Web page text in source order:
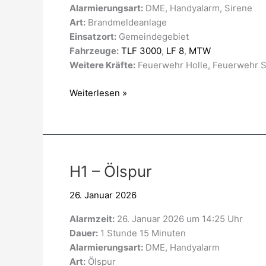
Alarmierungsart: DME, Handyalarm, Sirene
Art: Brandmeldeanlage
Einsatzort: Gemeindegebiet
Fahrzeuge: TLF 3000, LF 8, MTW
Weitere Kräfte: Feuerwehr Holle, Feuerwehr
Weiterlesen »
H1 – Ölspur
26. Januar 2026
Alarmzeit: 26. Januar 2026 um 14:25 Uhr
Dauer: 1 Stunde 15 Minuten
Alarmierungsart: DME, Handyalarm
Art: Ölspur
H1
Ölspur